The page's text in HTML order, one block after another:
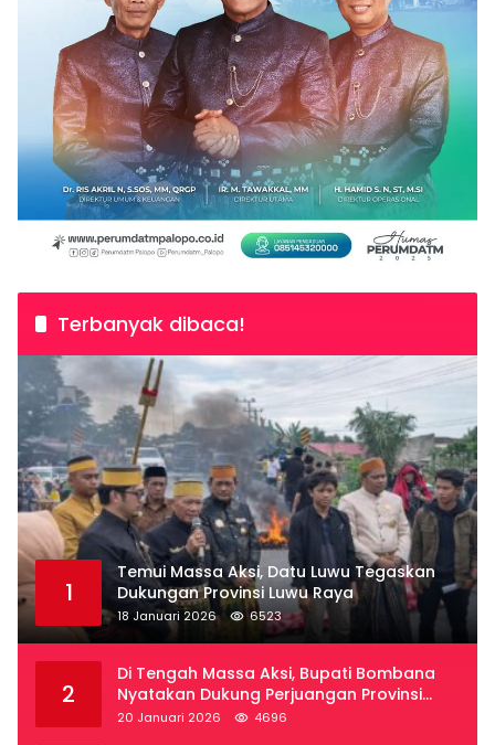
Terbanyak dibaca!
1
Temui Massa Aksi, Datu Luwu Tegaskan
Dukungan Provinsi Luwu Raya
18 Januari 2026 6523
2
Di Tengah Massa Aksi, Bupati Bombana
Nyatakan Dukung Perjuangan Provinsi
Luwu Raya
20 Januari 2026 4696